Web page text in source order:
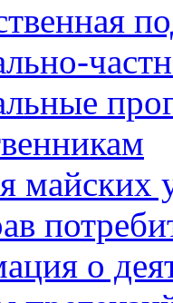
майских
о